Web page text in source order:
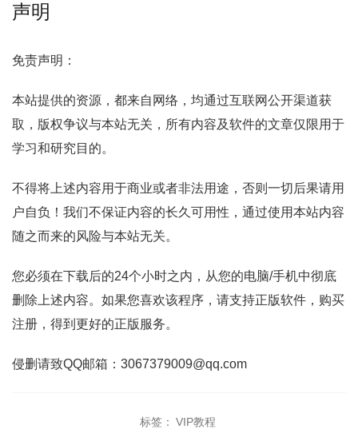
声明
免责声明：
本站提供的资源，都来自网络，均通过互联网公开渠道获
取，版权争议与本站无关，所有内容及软件的文章仅限用于
学习和研究目的。
不得将上述内容用于商业或者非法用途，否则一切后果请用
户自负！我们不保证内容的长久可用性，通过使用本站内容
随之而来的风险与本站无关。
您必须在下载后的24个小时之内，从您的电脑/手机中彻底
删除上述内容。如果您喜欢该程序，请支持正版软件，购买
注册，得到更好的正版服务。
侵删请致QQ邮箱：3067379009@qq.com
标签： VIP教程